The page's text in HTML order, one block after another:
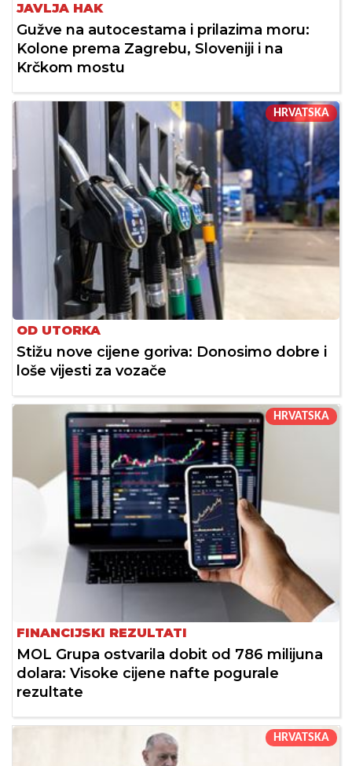
JAVLJA HAK
Gužve na autocestama i prilazima moru:
Kolone prema Zagrebu, Sloveniji i na
Krčkom mostu
HRVATSKA
OD UTORKA
Stižu nove cijene goriva: Donosimo dobre i
loše vijesti za vozače
HRVATSKA
FINANCIJSKI REZULTATI
MOL Grupa ostvarila dobit od 786 milijuna
dolara: Visoke cijene nafte pogurale
rezultate
HRVATSKA